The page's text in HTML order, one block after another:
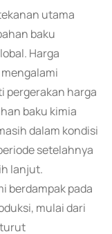
utama
baku
Harga
pergerakan harga
baku kimia
dalam kondisi
setelahnya
lanjut.
berdampak pada
mulai dari